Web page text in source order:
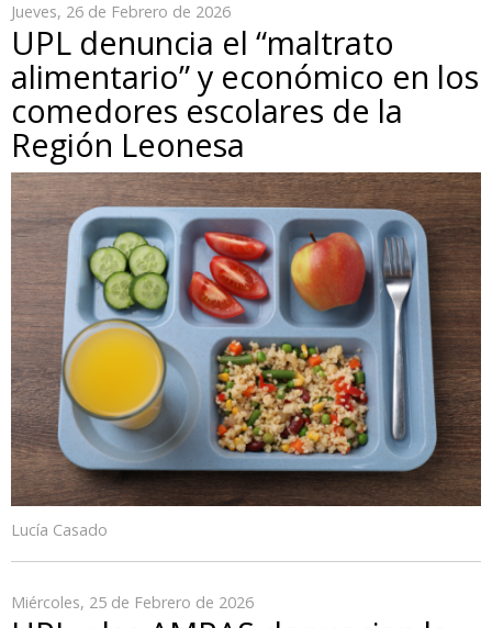
Jueves, 26 de Febrero de 2026
UPL denuncia el “maltrato
alimentario” y económico en los
comedores escolares de la
Región Leonesa
Lucía Casado
Miércoles, 25 de Febrero de 2026